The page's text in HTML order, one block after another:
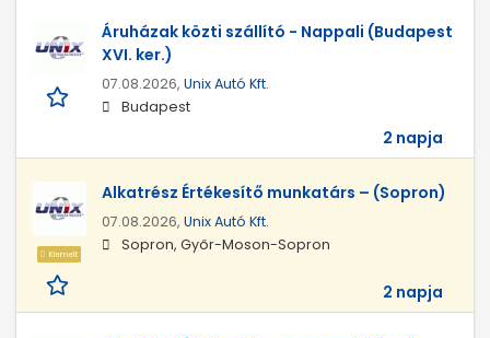
Áruházak közti szállító - Nappali (Budapest
XVI. ker.)
07.08.2026, Unix Autó Kft.
Budapest
2 napja
Kiemelt
Alkatrész Értékesítő munkatárs – (Sopron)
07.08.2026, Unix Autó Kft.
Sopron, Győr-Moson-Sopron
2 napja